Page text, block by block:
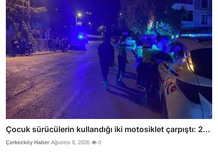
Çocuk sürücülerin kullandığı iki motosiklet çarpıştı: 2...
Çerkezköy Haber Ağustos 8, 2026 0